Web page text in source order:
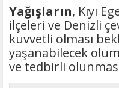
Yağışların, Kıyı
ilçeleri ve Denizli
kuvvetli olması
yaşanabilecek
ve tedbirli